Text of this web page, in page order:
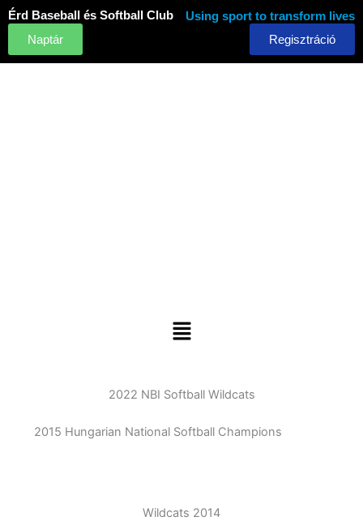
Skip
to
content
Érd Baseball és Softball Club
Using sport to transform lives
Naptár
Regisztráció
Menu
2022 NBI Softball Wildcats
2015 Hungarian National Softball Champions
Wildcats 2014